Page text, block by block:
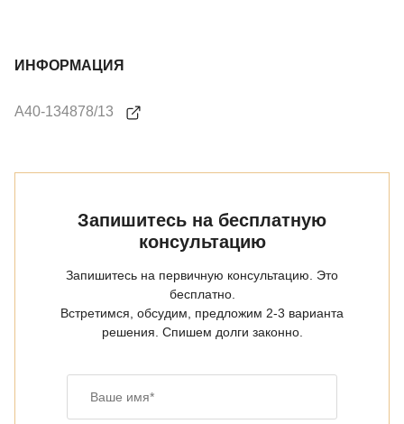
ИНФОРМАЦИЯ
А40-134878/13
Запишитесь на бесплатную
консультацию
Запишитесь на первичную консультацию. Это
бесплатно.
Встретимся, обсудим, предложим 2-3 варианта
решения. Спишем долги законно.